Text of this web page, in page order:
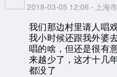
2018-03-05 12:06 - 上海市
我们那边村里请人唱
我小时候还跟我外婆
唱的啥，但还是很有
来越少了，这才十几
都没了